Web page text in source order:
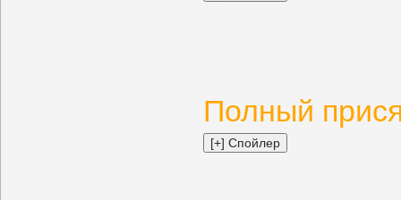
Полный